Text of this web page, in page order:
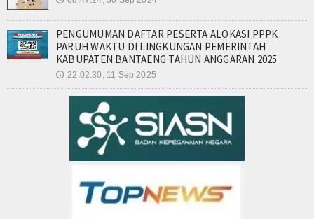
Download
Gallery
PENGUMUMAN DAFTAR PESERTA ALOKASI PPPK
PARUH WAKTU DI LINGKUNGAN PEMERINTAH
KABUPATEN BANTAENG TAHUN ANGGARAN 2025
🕔 22:02:30, 11 Sep 2025